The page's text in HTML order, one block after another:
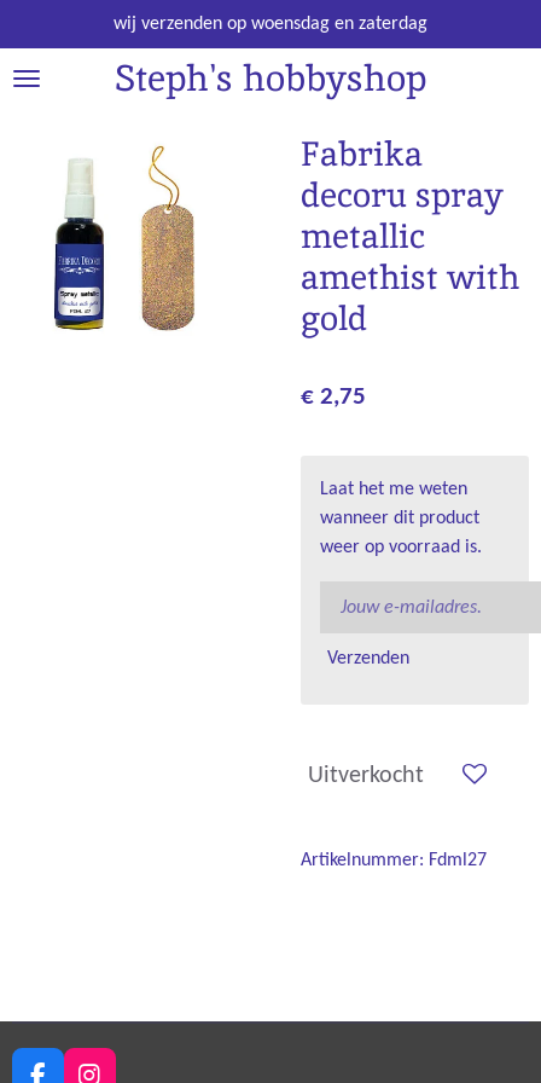
direct
naar
Steph's hobbyshop
wij verzenden op woensdag en zaterdag
Fabrika
decoru spray
metallic
amethist with
gold
€ 2,75
Laat het me weten
wanneer dit product
weer op voorraad is.
Verzenden
Uitverkocht
Artikelnummer: Fdml27